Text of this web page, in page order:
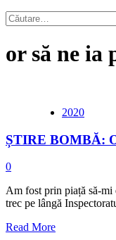
Caută
după:
or să ne ia
2020
ȘTIRE BOMBĂ:
0
Am fost prin piață să-
trec pe lângă
Read More